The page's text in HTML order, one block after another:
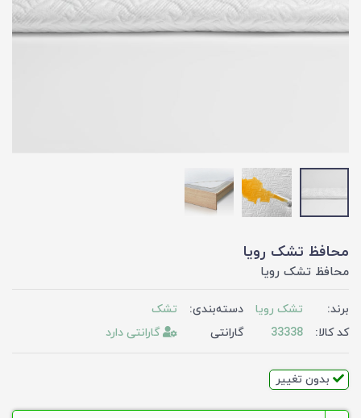
محافظ تشک رویا
محافظ تشک رویا
برند: تشک رویا دسته‌بندی:
تشک
کد کالا:
33338 گارانتی گارانتی دارد
بدون تغییر